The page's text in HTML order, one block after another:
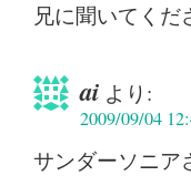
兄に聞いてくだ
ai より:
2009/09/04
サンダーソニア